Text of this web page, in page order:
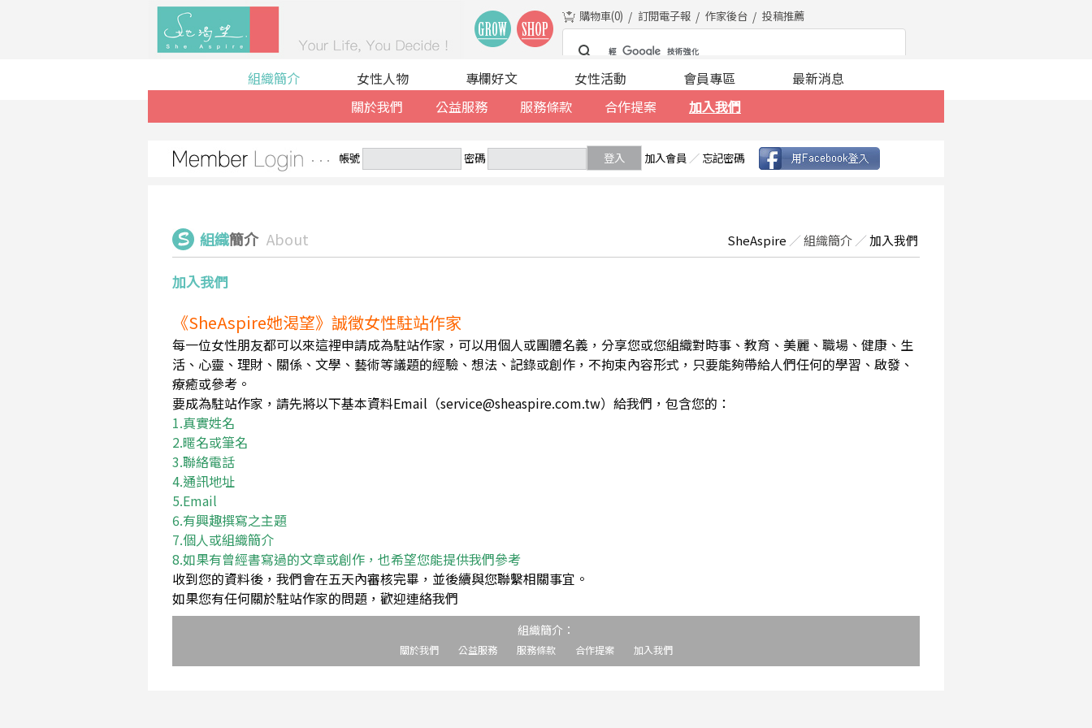
購物車(0) 訂閱電子報 作家後台 投稿推薦
組織簡介
關於我們
公益服務 服務條款 合作提案 加入我們
女性人物 專欄好文 女性活動 會員專區 最新消息
帳號 密碼 登入 加入會員 ／ 忘記密碼
組織簡介 About SheAspire ／組織簡介 ／加入我們
加入我們
《SheAspire她渴望》誠徵女性駐站作家
每一位女性朋友都可以來這裡申請成為駐站作家，可以用個人或團體名義，分享您或您組織對時事、教育、美麗、職場、健康、生
活、心靈、理財、關係、文學、藝術等議題的經驗、想法、記錄或創作，不拘束內容形式，只要能夠帶給人們任何的學習、啟發、
療癒或參考。
要成為駐站作家，請先將以下基本資料Email（service@sheaspire.com.tw）給我們，包含您的：
1.真實姓名
2.暱名或筆名
3.聯絡電話
4.通訊地址
5.Email
6.有興趣撰寫之主題
7.個人或組織簡介
8.如果有曾經書寫過的文章或創作，也希望您能提供我們參考
收到您的資料後，我們會在五天內審核完畢，並後續與您聯繫相關事宜。
如果您有任何關於駐站作家的問題，歡迎連絡我們
組織簡介：
關於我們 公益服務 服務條款 合作提案 加入我們